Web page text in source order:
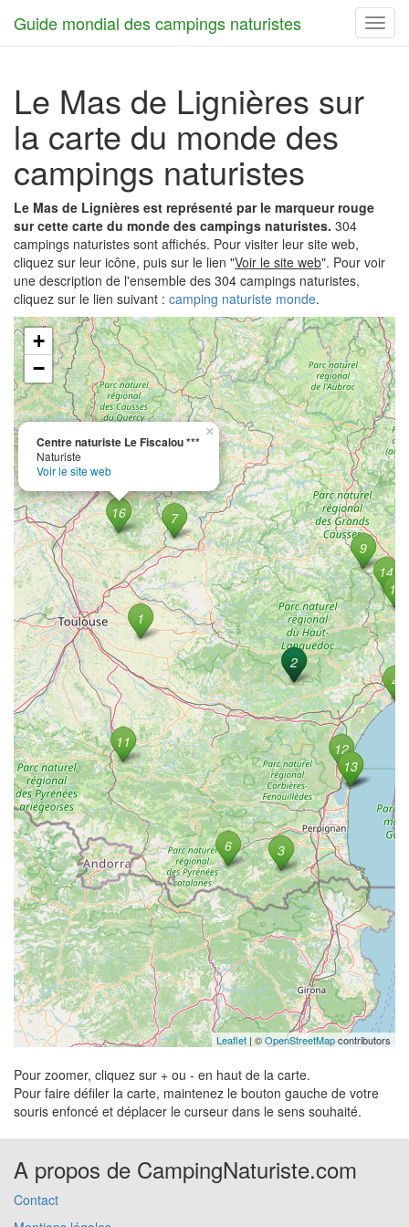
Guide mondial des campings naturistes
Le Mas de Lignières sur
la carte du monde des
campings naturistes
Le Mas de Lignières est représenté par le marqueur rouge
sur cette carte du monde des campings naturistes. 304
campings naturistes sont affichés. Pour visiter leur site web,
cliquez sur leur icône, puis sur le lien "Voir le site web". Pour voir
une description de l'ensemble des 304 campings naturistes,
cliquez sur le lien suivant : camping naturiste monde.
Centre naturiste Le Fiscalou ***
Naturiste
Voir le site web
×
+
−
Leaflet | ©OpenStreetMapcontributors
Pour zoomer, cliquez sur + ou - en haut de la carte.
Pour faire défiler la carte, maintenez le bouton gauche de votre
souris enfoncé et déplacer le curseur dans le sens souhaité.
A propos de CampingNaturiste.com
Contact